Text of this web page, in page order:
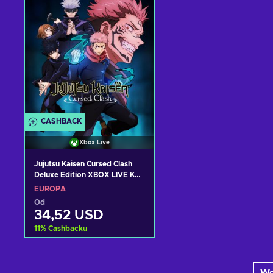
Zobacz oferty
CASHBACK
Xbox Live
Jujutsu Kaisen Cursed Clash
Deluxe Edition XBOX LIVE Key
EUROPE
EUROPA
Od
34,52 USD
11% Cashbacku